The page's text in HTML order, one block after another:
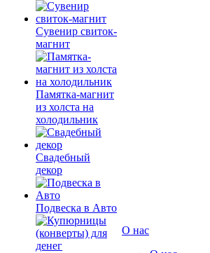
Сувенир свиток-
магнит
Памятка-магнит
из холста на
холодильник
Свадебный
декор
Подвеска в Авто
О нас